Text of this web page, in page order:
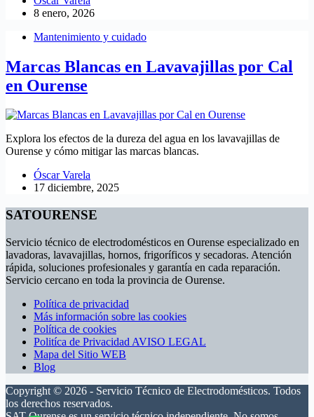
8 enero, 2026
Mantenimiento y cuidado
Marcas Blancas en Lavavajillas por Cal
en Ourense
Explora los efectos de la dureza del agua en los lavavajillas de
Ourense y cómo mitigar las marcas blancas.
Óscar Varela
17 diciembre, 2025
SATOURENSE
Servicio técnico de electrodomésticos en Ourense especializado en
lavadoras, lavavajillas, hornos, frigoríficos y secadoras. Atención
rápida, soluciones profesionales y garantía en cada reparación.
Servicio cercano en toda la provincia de Ourense.
Política de privacidad
Más información sobre las cookies
Política de cookies
Politíca de Privacidad AVISO LEGAL
Mapa del Sitio WEB
Blog
Copyright © 2026 - Servicio Técnico de Electrodomésticos. Todos
los derechos reservados.